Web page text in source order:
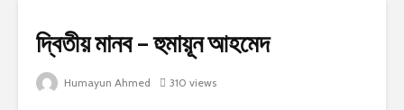
দ্বিতীয় মানব – হুমায়ূন আহমেদ
Humayun Ahmed 310 views